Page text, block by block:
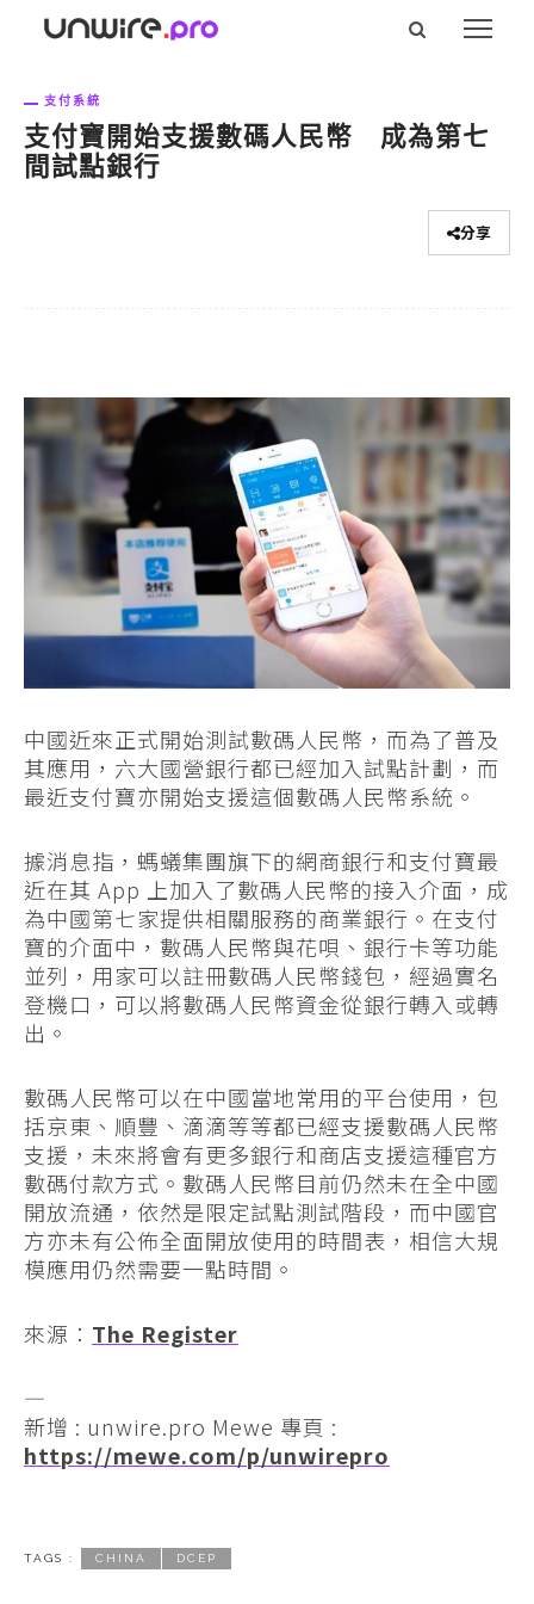
支付系統
支付寶開始支援數碼人民幣 成為第七
間試點銀行
分享
中國近來正式開始測試數碼人民幣，而為了普及
其應用，六大國營銀行都已經加入試點計劃，而
最近支付寶亦開始支援這個數碼人民幣系統。
據消息指，螞蟻集團旗下的網商銀行和支付寶最
近在其 App 上加入了數碼人民幣的接入介面，成
為中國第七家提供相關服務的商業銀行。在支付
寶的介面中，數碼人民幣與花唄、銀行卡等功能
並列，用家可以註冊數碼人民幣錢包，經過實名
登機口，可以將數碼人民幣資金從銀行轉入或轉
出。
數碼人民幣可以在中國當地常用的平台使用，包
括京東、順豐、滴滴等等都已經支援數碼人民幣
支援，未來將會有更多銀行和商店支援這種官方
數碼付款方式。數碼人民幣目前仍然未在全中國
開放流通，依然是限定試點測試階段，而中國官
方亦未有公佈全面開放使用的時間表，相信大規
模應用仍然需要一點時間。
來源： The Register
—
新增 : unwire.pro Mewe 專頁 :
https://mewe.com/p/unwirepro
TAGS : CHINA DCEP